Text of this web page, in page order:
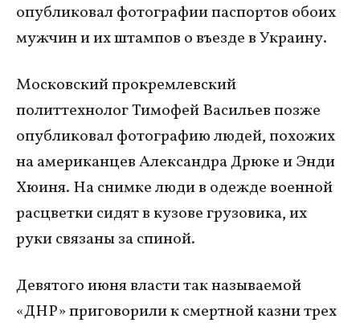
опубликовал фотографии паспортов обоих
мужчин и их штампов о въезде в Украину.
Московский прокремлевский
политтехнолог Тимофей Васильев позже
опубликовал фотографию людей, похожих
на американцев Александра Дрюке и Энди
Хюиня. На снимке люди в одежде военной
расцветки сидят в кузове грузовика, их
руки связаны за спиной.
Девятого июня власти так называемой
«ДНР» приговорили к смертной казни трех